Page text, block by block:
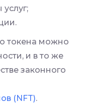
токена можно
и в то же
законного
(NFT).